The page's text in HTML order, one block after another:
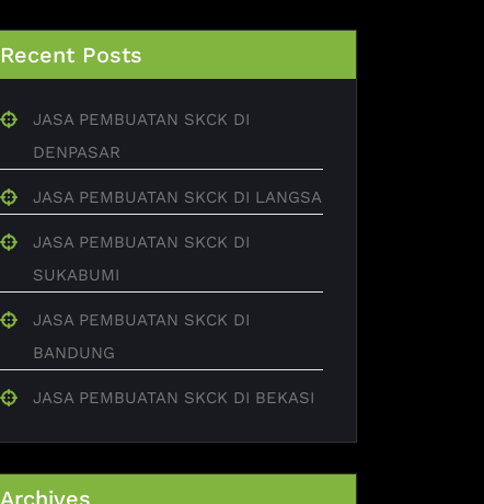
Recent Posts
JASA PEMBUATAN SKCK DI
DENPASAR
JASA PEMBUATAN SKCK DI LANGSA
JASA PEMBUATAN SKCK DI
SUKABUMI
JASA PEMBUATAN SKCK DI
BANDUNG
JASA PEMBUATAN SKCK DI BEKASI
Archives